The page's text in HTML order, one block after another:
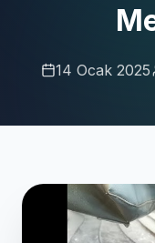
14 Ocak 2025